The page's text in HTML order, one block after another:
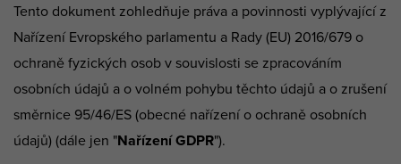
Tento dokument zohledňuje práva a povinnosti vyplývající z
Nařízení Evropského parlamentu a Rady (EU) 2016/679 o
ochraně fyzických osob v souvislosti se zpracováním
osobních údajů a o volném pohybu těchto údajů a o zrušení
směrnice 95/46/ES (obecné nařízení o ochraně osobních
údajů) (dále jen "Nařízení GDPR").